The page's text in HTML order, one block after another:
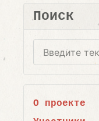
Поиск
О проекте